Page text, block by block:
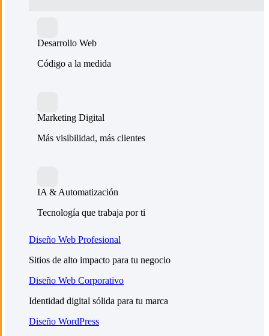
Desarrollo Web
Código a la medida
Marketing Digital
Más visibilidad, más clientes
IA & Automatización
Tecnología que trabaja por ti
Diseño Web Profesional
Sitios de alto impacto para tu negocio
Diseño Web Corporativo
Identidad digital sólida para tu marca
Diseño WordPress